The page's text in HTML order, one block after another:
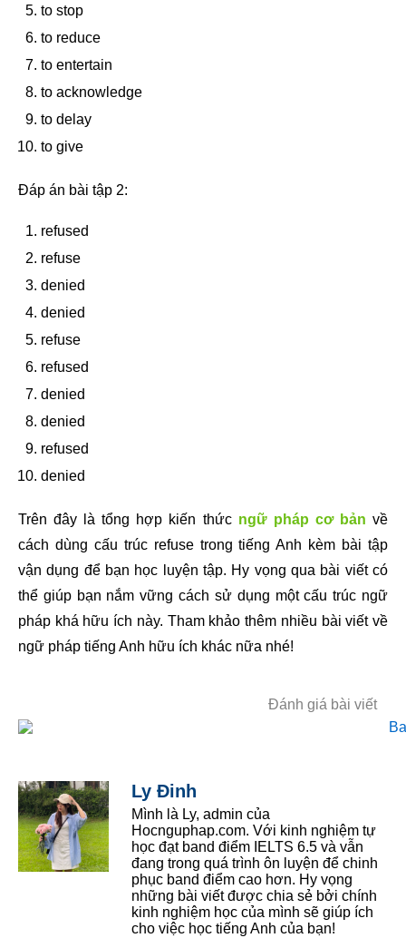
to stop
to reduce
to entertain
to acknowledge
to delay
to give
Đáp án bài tập 2:
refused
refuse
denied
denied
refuse
refused
denied
denied
refused
denied
Trên đây là tổng hợp kiến thức ngữ pháp cơ bản về
cách dùng cấu trúc refuse trong tiếng Anh kèm bài tập
vận dụng để bạn học luyện tập. Hy vọng qua bài viết có
thể giúp bạn nắm vững cách sử dụng một cấu trúc ngữ
pháp khá hữu ích này. Tham khảo thêm nhiều bài viết về
ngữ pháp tiếng Anh hữu ích khác nữa nhé!
Đánh giá bài viết
Ly Đinh
Mình là Ly, admin của
Hocnguphap.com. Với kinh nghiệm tự
học đạt band điểm IELTS 6.5 và vẫn
đang trong quá trình ôn luyện để chinh
phục band điểm cao hơn. Hy vọng
những bài viết được chia sẻ bởi chính
kinh nghiệm học của mình sẽ giúp ích
cho việc học tiếng Anh của bạn!